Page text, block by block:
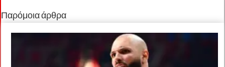
Παρόμοια άρθρα